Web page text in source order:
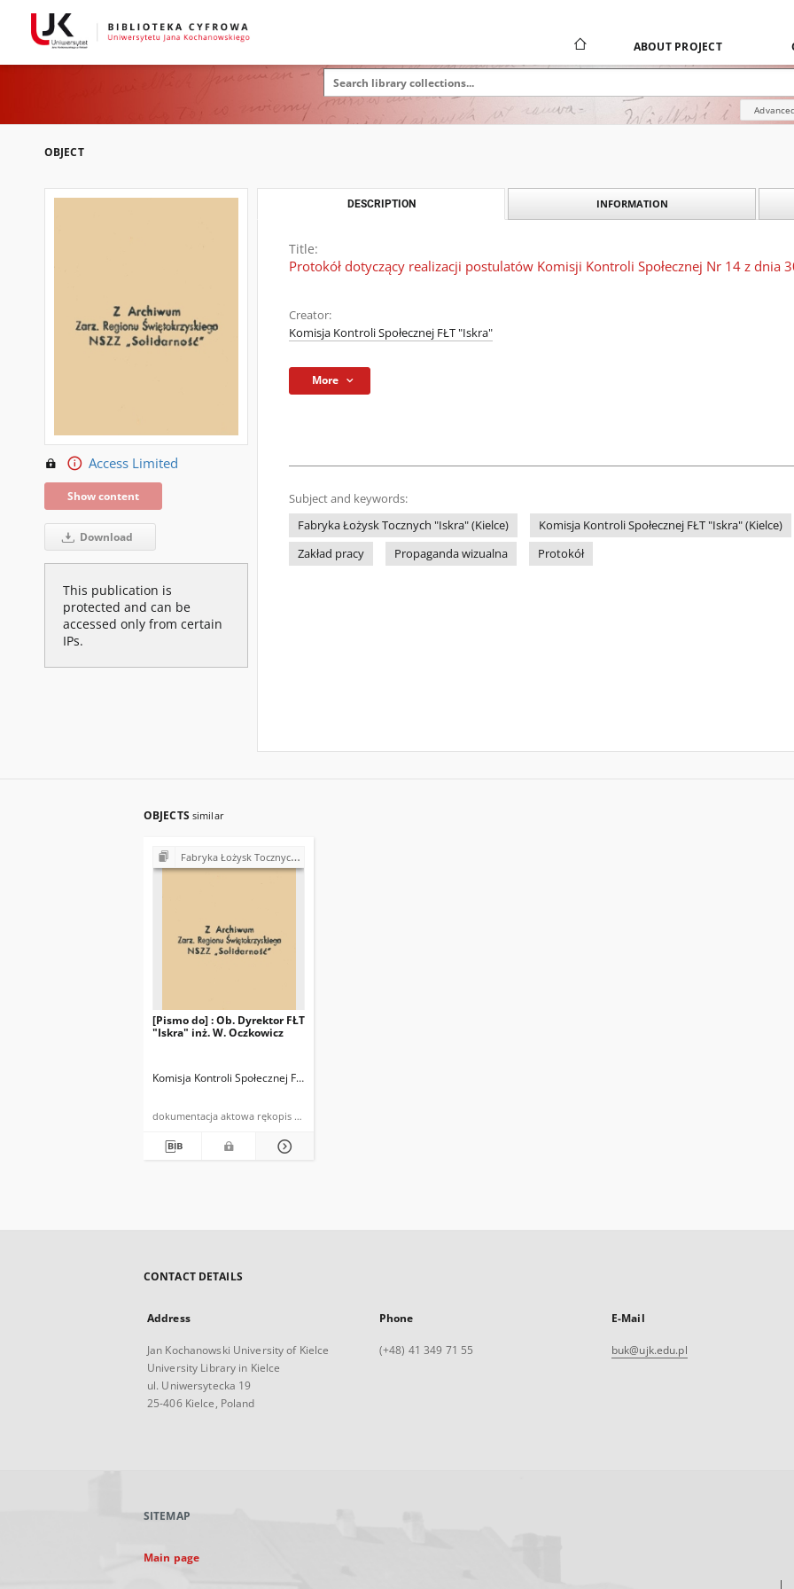
ABOUT PROJECT
OBJECT
Access Limited
Show content
Download
This publication is
protected and can be
accessed only from certain
IPs.
DESCRIPTION INFORMATION
Title:
Protokół dotyczący realizacji postulatów Komisji Kontroli Społecznej Nr 14 z dnia
Creator:
Komisja Kontroli Społecznej FŁT "Iskra"
More
Subject and keywords:
Fabryka Łożysk Tocznych "Iskra" (Kielce)
Komisja Kontroli Społecznej FŁT "Iskra" (Kielce)
Zakład pracy
Propaganda wizualna Protokół
OBJECTS similar
Fabryka Łożysk Tocznych "Iskra" w Kielcach - strajki, postulaty, realizacja postulatów (1980)
[Pismo do] : Ob. Dyrektor FŁT
"Iskra" inż. W. Oczkowicz
Komisja Kontroli Społecznej FŁT "Iskra"
dokumentacja aktowa rękopis powielony
CONTACT DETAILS
Address
Jan Kochanowski University of Kielce
University Library in Kielce
ul. Uniwersytecka 19
25-406 Kielce, Poland
Phone
(+48) 41 349 71 55
E-Mail
buk@ujk.edu.pl
SITEMAP
Main page